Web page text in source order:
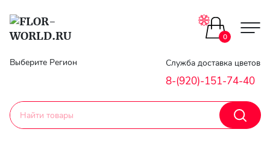
Главная
Гарантии
Доставка
Выберите Регион Служба доставка цветов
8-(920)-151-74-40
0
Цветы поштучно
Букеты до 2500
Каталог букетов